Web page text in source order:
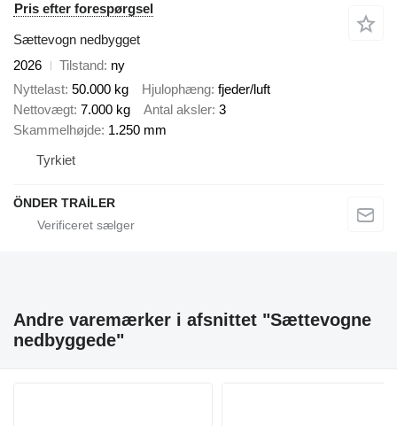
Pris efter forespørgsel
Sættevogn nedbygget
2026
Tilstand ny
Nyttelast 50.000 kg Hjulophæng fjeder/luft
Nettovægt 7.000 kg Antal aksler 3
Skammelhøjde 1.250 mm
Tyrkiet
ÖNDER TRAİLER
Andre varemærker i afsnittet "Sættevogne
nedbyggede"